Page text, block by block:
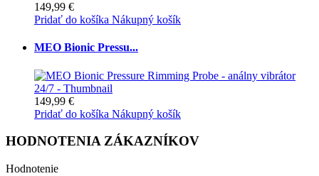
149,99 €
Pridať do košíka Nákupný košík
MEO Bionic Pressu...
149,99 €
Pridať do košíka Nákupný košík
HODNOTENIA ZÁKAZNÍKOV
Hodnotenie